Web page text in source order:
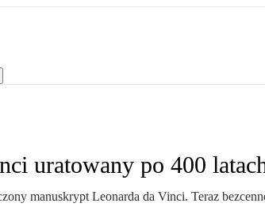
uratowany po 400
manuskrypt Leonarda da Vinci. Teraz